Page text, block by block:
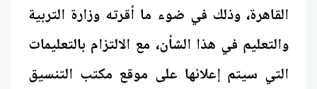
القاهرة، وذلك في ضوء ما أقرته وزارة التربية
والتعليم في هذا الشأن، مع الالتزام بالتعليمات
التي سيتم إعلانها على موقع مكتب التنسيق